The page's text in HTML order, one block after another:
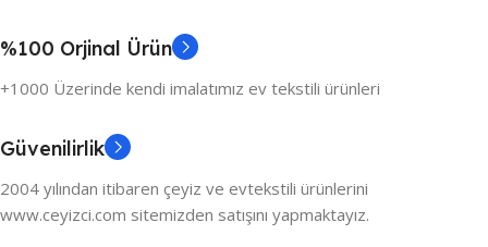
%100 Orjinal Ürün
+1000 Üzerinde kendi imalatımız ev tekstili ürünleri
Güvenilirlik
2004 yılından itibaren çeyiz ve evtekstili ürünlerini
www.ceyizci.com sitemizden satışını yapmaktayız.